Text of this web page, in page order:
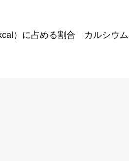
）に占める割合 カルシウ